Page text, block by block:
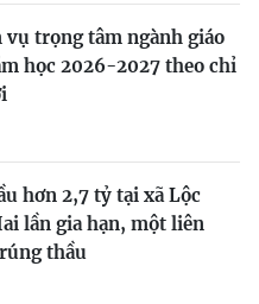
vụ trọng tâm ngành giáo
học 2026-2027 theo chỉ
hơn 2,7 tỷ tại xã Lộc
lần gia hạn, một liên
thầu